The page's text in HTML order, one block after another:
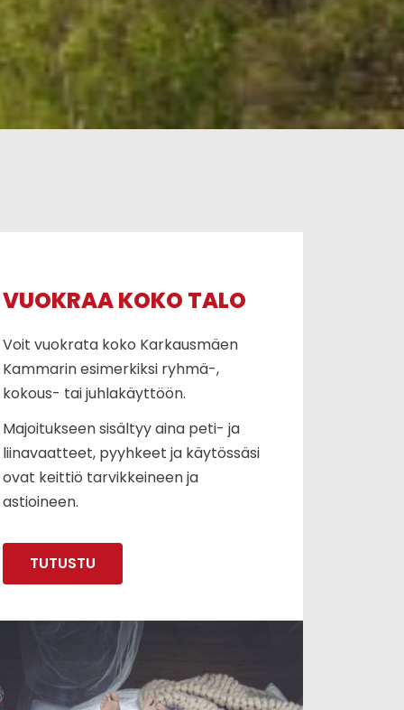
VUOKRAA KOKO TALO
Voit vuokrata koko Karkausmäen
Kammarin esimerkiksi ryhmä-,
kokous- tai juhlakäyttöön.
Majoitukseen sisältyy aina peti- ja
liinavaatteet, pyyhkeet ja käytössäsi
ovat keittiö tarvikkeineen ja
astioineen.
TUTUSTU